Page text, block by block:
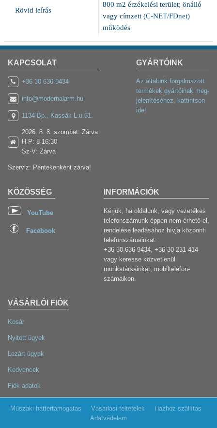
Rövid leírás
800 m2 érzékelési terület; önálló
vagy címzett (C-NET/FDnet)
működés
KAPCSOLAT
+36 30 636-9434
info@modernalarm.hu
1134 Bp., Kassák L.u.61.
2026. 8. 8. szombat: Zárva
H-P: 8-16:30
Sz-V: Zárva
Szerviz: Péntekenként zárva!
VÁSÁRLÓI FIÓK
Kosár
Nyitott ügyek
Lezárt ügyek
Kedvencek
Fiók adatok
KÖZÖSSÉG
YouTube
Facebook
INFORMÁCIÓK
Kérjük, ha oldalunk, vagy vezetékes
telefonszámunk éppen nem érhető el,
rendelése leadásához hívja központi
telefonszámainkat:
+36 30 636-9434, +36 30 231-414
vagy keresse közvetlenül
munkatársainkat, mobiltelefon-
számaikon.
GYÁRTÓINK
Az általunk forgalmazott
termékek gyártóinak meg-
jelenítéséhez, kattintson
ide!
Műszaki háttértámogatás Vásárlási feltételek
Házhoz szállítás
Adatvédelem